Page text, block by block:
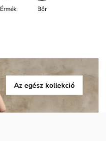
Érmék Bőr
Az egész kollekció